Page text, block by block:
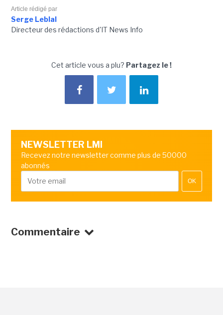
Article rédigé par
Serge Leblal
Directeur des rédactions d'IT News Info
Cet article vous a plu? Partagez le !
NEWSLETTER LMI
Recevez notre newsletter comme plus de 50000
abonnés
OK
Commentaire